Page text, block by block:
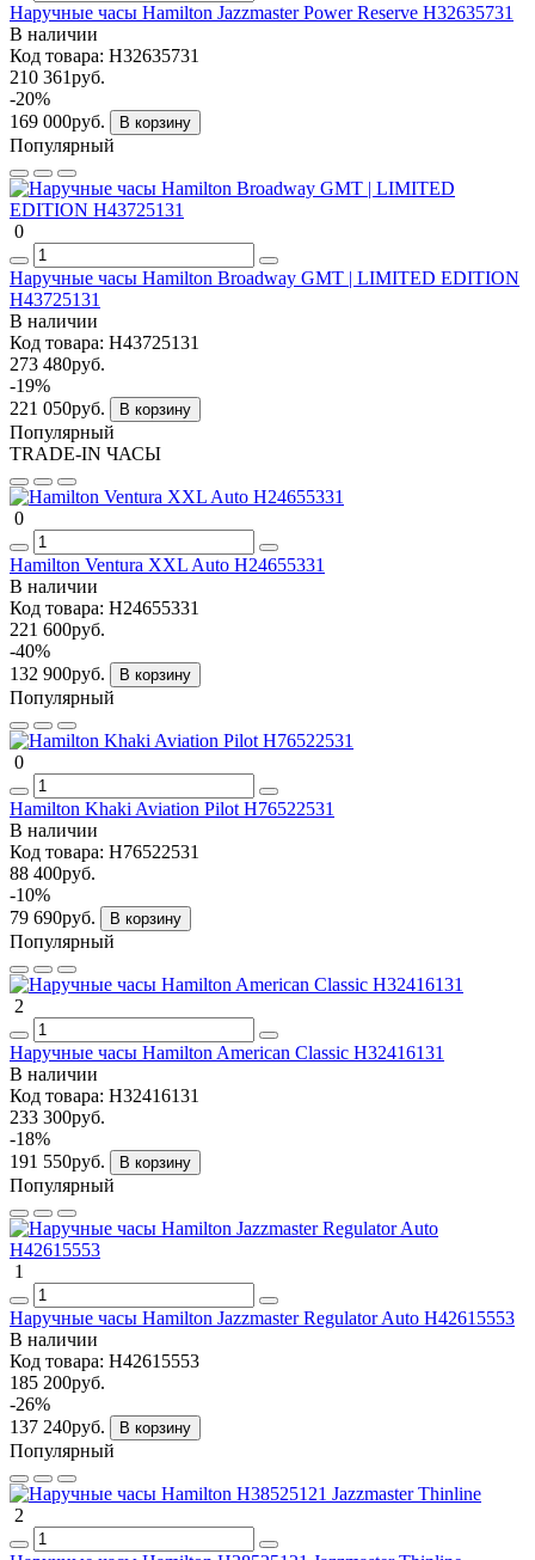
Наручные часы Hamilton Jazzmaster Power Reserve H32635731
В наличии
Код товара: H32635731
210 361руб.
-20%
169 000руб.
В корзину
Популярный
0
Наручные часы Hamilton Broadway GMT | LIMITED EDITION
H43725131
В наличии
Код товара: H43725131
273 480руб.
-19%
221 050руб.
В корзину
Популярный
TRADE-IN ЧАСЫ
0
Hamilton Ventura XXL Auto H24655331
В наличии
Код товара: H24655331
221 600руб.
-40%
132 900руб.
В корзину
Популярный
0
Hamilton Khaki Aviation Pilot H76522531
В наличии
Код товара: H76522531
88 400руб.
-10%
79 690руб.
В корзину
Популярный
2
Наручные часы Hamilton American Classic H32416131
В наличии
Код товара: H32416131
233 300руб.
-18%
191 550руб.
В корзину
Популярный
1
Наручные часы Hamilton Jazzmaster Regulator Auto H42615553
В наличии
Код товара: H42615553
185 200руб.
-26%
137 240руб.
В корзину
Популярный
2